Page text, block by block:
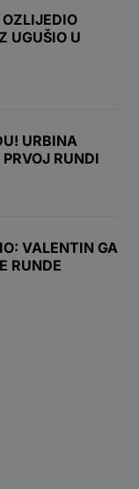
UGUŠIO U
URBINA
RUNDI
VALENTIN GA
RUNDE